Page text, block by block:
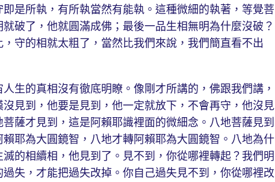
是所執，有所執當然有能執。這種微細的執著，等覺菩
破了，他就圓滿成佛；最後一品生相無明為什麼沒破？
守的相就太粗了，當然比我們來說，我們簡直看不出
的真相沒有徹底明瞭。像剛才所講的，佛跟我們講，
見到，他要是見到，他一定就放下，不會再守，他沒見
薩才見到，這是阿賴耶識裡面的微細念。八地菩薩見到
耶為大圓鏡智，八地才轉阿賴耶為大圓鏡智。八地為什
的相續相，他見到了。見不到，你從哪裡轉起？我們明
失，才能把過失改掉。你自己過失見不到，你從哪裡改